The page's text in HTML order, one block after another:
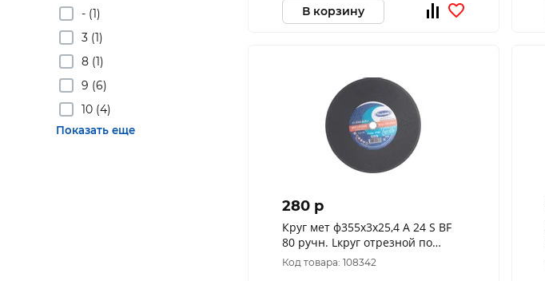
- (1)
3 (1)
8 (1)
9 (6)
10 (4)
Показать еще
В корзину
280 p
Круг мет ф355х3х25,4 A 24 S BF
80 ручн. Lкруг отрезной по
металлу TSUNAMI (уп. 25шт)
D16103553125400
Код товара: 108342